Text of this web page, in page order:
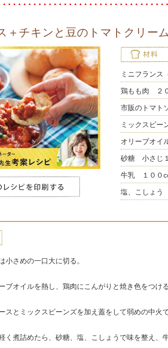
＋チキンと豆のトマトクリー
ミニフラン
鶏もも肉 ２
市販のトマト
ミックスビー
オリーブオイ
砂糖 小さじ１
牛乳 １００
塩、こしょう
小さめの一口大に切る。
ブオイルを熱し、鶏肉にこんがりと焼き色をつける
スとミックスビーンズを加え蓋をして弱めの中火
く煮詰めたら、砂糖、塩、こしょうで味を整え、